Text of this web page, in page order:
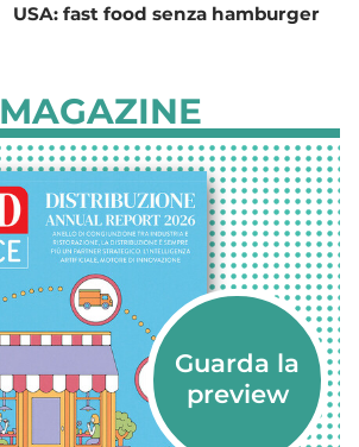
USA: fast food senza hamburger
MAGAZINE